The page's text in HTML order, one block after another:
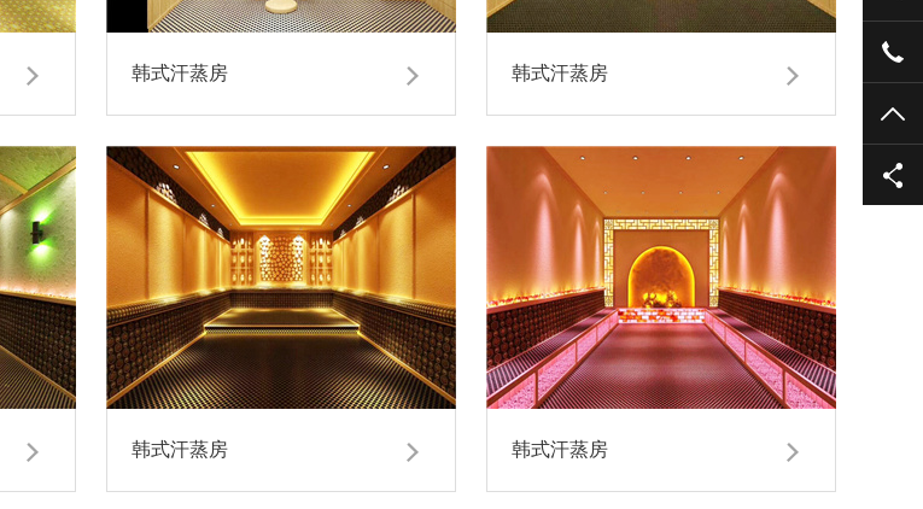
韩式汗蒸房 韩式汗蒸房
韩式汗蒸房 韩式汗蒸房